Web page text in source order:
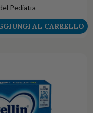
Pediatra
AL CARRELLO